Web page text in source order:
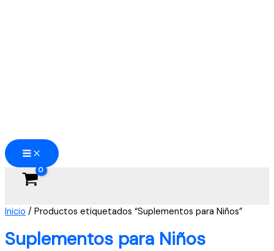
Inicio / Productos etiquetados “Suplementos para Niños”
Suplementos para Niños